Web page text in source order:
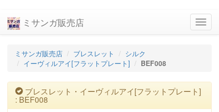
ミサンガ販売店
ミサンガ販売店 ブレスレット
シルク
イーヴィルアイ[フラットプレート]
BEF008
ブレスレット・イーヴィルアイ[フラットプレート]
: BEF008